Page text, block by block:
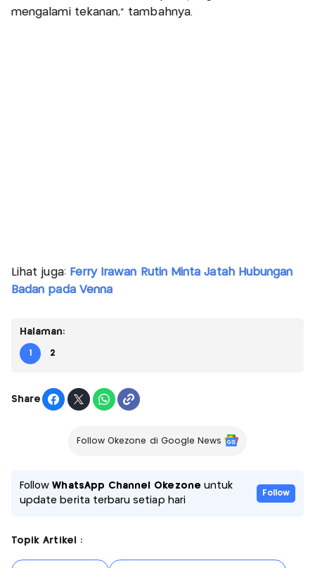
mengalami tekanan," tambahnya.
Lihat juga: Ferry Irawan Rutin Minta Jatah Hubungan
Badan pada Venna
Halaman:
1 2
Share
Follow Okezone di Google News
FollowWhatsApp Channel Okezone untuk
update berita terbaru setiap hari
Follow
Topik Artikel :